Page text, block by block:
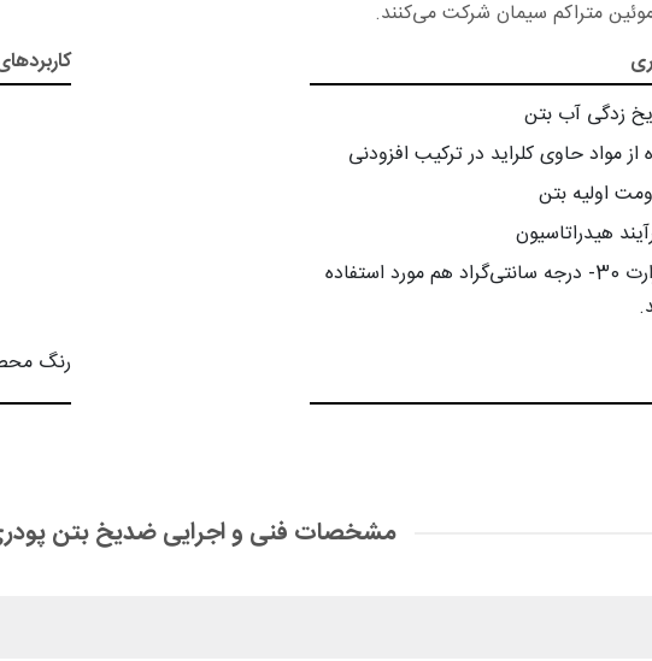
متراکم سیمان شرکت می‌کنند.
یخ زدگی آب بتن
از مواد حاوی کلراید در ترکیب افزودنی
اولیه بتن
هیدراتاسیون
در درجه حرارت 30- درجه سانتی‌گراد هم مورد استفاده
رنگ
مشخصات فنی و اجرایی ضدیخ بتن